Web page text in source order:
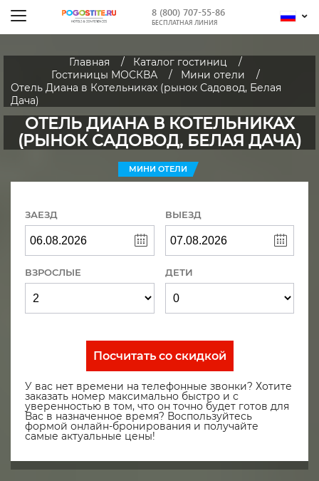
8 (800) 707-55-86
БЕСПЛАТНАЯ ЛИНИЯ
Главная
Каталог гостиниц
Гостиницы МОСКВА
Мини отели
Отель Диана в Котельниках (рынок Садовод, Белая
Дача)
ОТЕЛЬ ДИАНА В КОТЕЛЬНИКАХ
(РЫНОК САДОВОД, БЕЛАЯ ДАЧА)
МИНИ ОТЕЛИ
ЗАЕЗД ВЫЕЗД
ВЗРОСЛЫЕ ДЕТИ
Посчитать со скидкой
У вас нет времени на телефонные звонки? Хотите
заказать номер максимально быстро и с
уверенностью в том, что он точно будет готов для
Вас в назначенное время? Воспользуйтесь
формой онлайн-бронирования и получайте
самые актуальные цены!